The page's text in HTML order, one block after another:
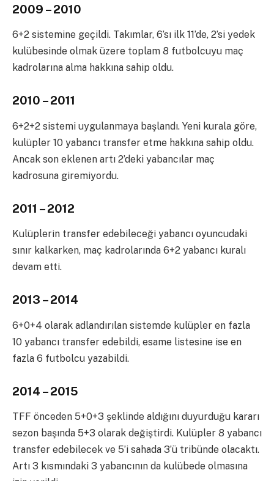
2009 – 2010
6+2 sistemine geçildi. Takımlar, 6’sı ilk 11’de, 2’si yedek
kulübesinde olmak üzere toplam 8 futbolcuyu maç
kadrolarına alma hakkına sahip oldu.
2010 – 2011
6+2+2 sistemi uygulanmaya başlandı. Yeni kurala göre,
kulüpler 10 yabancı transfer etme hakkına sahip oldu.
Ancak son eklenen artı 2’deki yabancılar maç
kadrosuna giremiyordu.
2011 – 2012
Kulüplerin transfer edebileceği yabancı oyuncudaki
sınır kalkarken, maç kadrolarında 6+2 yabancı kuralı
devam etti.
2013 – 2014
6+0+4 olarak adlandırılan sistemde kulüpler en fazla
10 yabancı transfer edebildi, esame listesine ise en
fazla 6 futbolcu yazabildi.
2014 – 2015
TFF önceden 5+0+3 şeklinde aldığını duyurduğu kararı
sezon başında 5+3 olarak değiştirdi. Kulüpler 8 yabancı
transfer edebilecek ve 5’i sahada 3’ü tribünde olacaktı.
Artı 3 kısmındaki 3 yabancının da kulübede olmasına